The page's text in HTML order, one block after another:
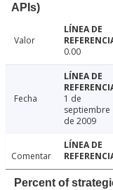
APIs)
Valor
0.00
Fecha
1 de
septiembre
de 2009
Comentar
Percent of